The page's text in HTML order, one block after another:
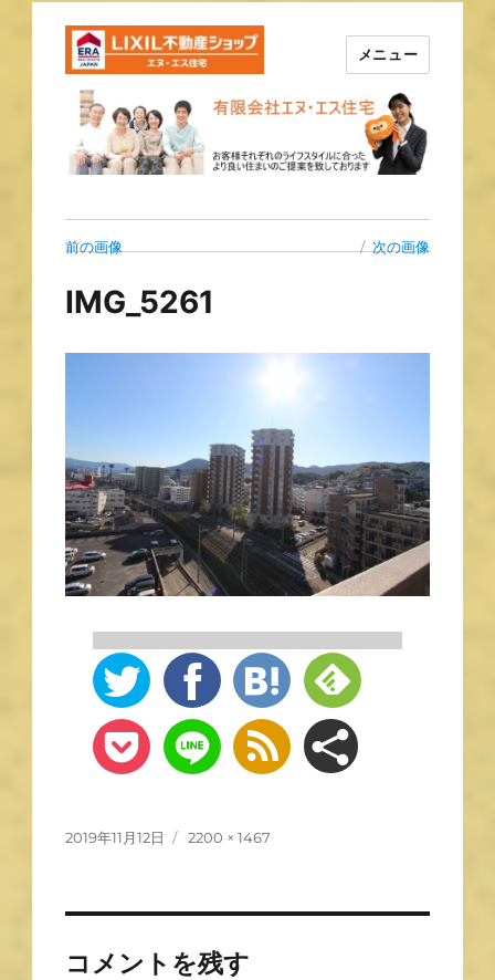
長崎の不動産はエヌ・エス住宅
で！！
メニュー
前の画像 次の画像
IMG_5261
2019年11月12日 2200 × 1467
コメントを残す